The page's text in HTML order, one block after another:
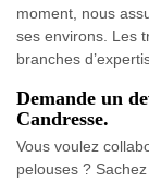
moment, nous
ses environs. Les
branches
Demande un
Candresse.
Vous voulez
pelouses ?